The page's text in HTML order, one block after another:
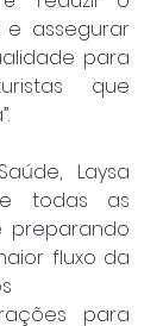
assegurar
para
que
Laysa
todas as
preparando
fluxo da
para